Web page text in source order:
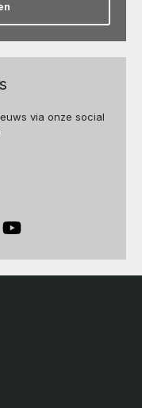
via onze social